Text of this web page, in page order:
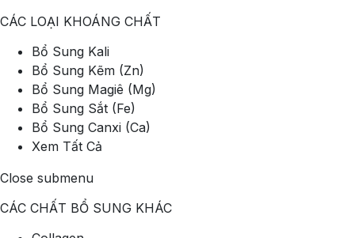
CÁC LOẠI KHOÁNG CHẤT
Bổ Sung Kali
Bổ Sung Kẽm (Zn)
Bổ Sung Magiê (Mg)
Bổ Sung Sắt (Fe)
Bổ Sung Canxi (Ca)
Xem Tất Cả
Close submenu
CÁC CHẤT BỔ SUNG KHÁC